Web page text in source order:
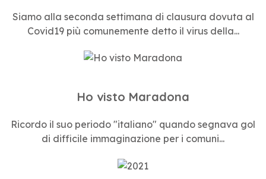
Siamo alla seconda settimana di clausura dovuta al
Covid19 più comunemente detto il virus della...
Ho visto Maradona
Ricordo il suo periodo "italiano" quando segnava gol
di difficile immaginazione per i comuni...